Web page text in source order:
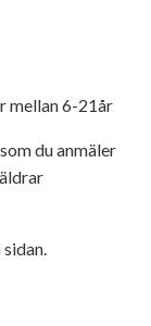
mellan 6-21år
du anmäler